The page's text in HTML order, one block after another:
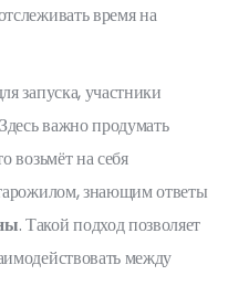
время на
запуска, участники
важно продумать
возьмёт на себя
знающим ответы
. Такой подход позволяет
между